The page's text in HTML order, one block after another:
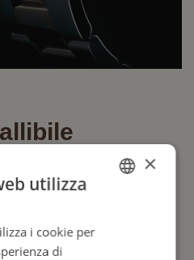
esclusiva di Rolex,
una leggibilità ottimale in
delle ore, le lancette, il
o rivestiti
luminescente che
×
utilizza
i cookie per
di